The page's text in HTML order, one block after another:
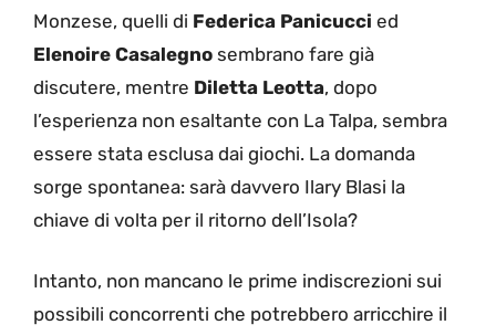
Monzese, quelli di Federica Panicucci ed
Elenoire Casalegno sembrano fare già
discutere, mentre Diletta Leotta, dopo
l’esperienza non esaltante con La Talpa, sembra
essere stata esclusa dai giochi. La domanda
sorge spontanea: sarà davvero Ilary Blasi la
chiave di volta per il ritorno dell’Isola?
Intanto, non mancano le prime indiscrezioni sui
possibili concorrenti che potrebbero arricchire il